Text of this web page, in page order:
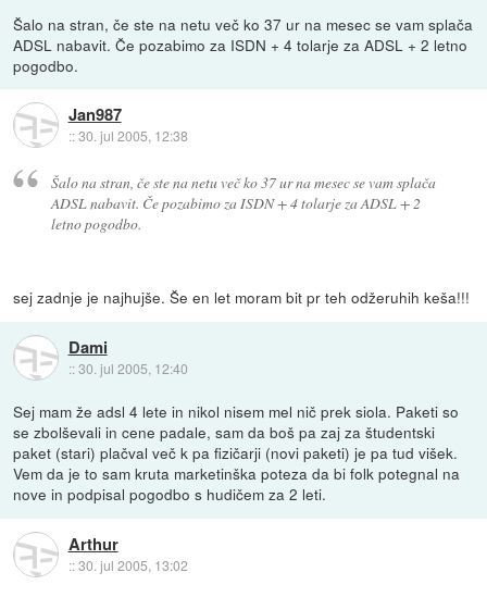
Šalo na stran, če ste na netu več ko 37 ur na mesec se vam splača
ADSL nabavit. Če pozabimo za ISDN + 4 tolarje za ADSL + 2 letno
pogodbo.
Jan987
::30. jul 2005, 12:38
Šalo na stran, če ste na netu več ko 37 ur na mesec se vam splača
ADSL nabavit. Če pozabimo za ISDN + 4 tolarje za ADSL + 2
letno pogodbo.
sej zadnje je najhujše. Še en let moram bit pr teh odžeruhih keša!!!
Dami
::30. jul 2005, 12:40
Sej mam že adsl 4 lete in nikol nisem mel nič prek siola. Paketi so
se zbolševali in cene padale, sam da boš pa zaj za študentski
paket (stari) plačval več k pa fizičarji (novi paketi) je pa tud višek.
Vem da je to sam kruta marketinška poteza da bi folk potegnal na
nove in podpisal pogodbo s hudičem za 2 leti.
Arthur
::30. jul 2005, 13:02